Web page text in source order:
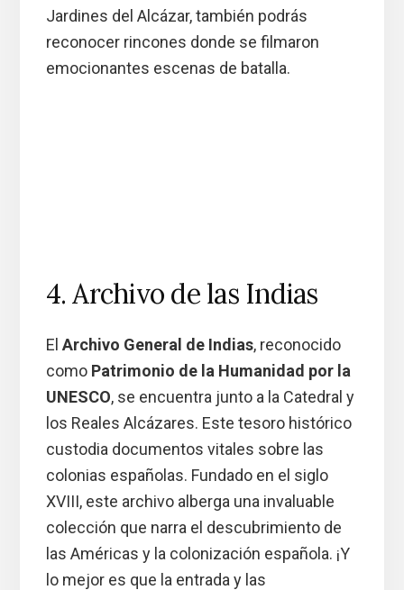
Jardines del Alcázar, también podrás
reconocer rincones donde se filmaron
emocionantes escenas de batalla.
4. Archivo de las Indias
El Archivo General de Indias, reconocido
como Patrimonio de la Humanidad por la
UNESCO, se encuentra junto a la Catedral y
los Reales Alcázares. Este tesoro histórico
custodia documentos vitales sobre las
colonias españolas. Fundado en el siglo
XVIII, este archivo alberga una invaluable
colección que narra el descubrimiento de
las Américas y la colonización española. ¡Y
lo mejor es que la entrada y las